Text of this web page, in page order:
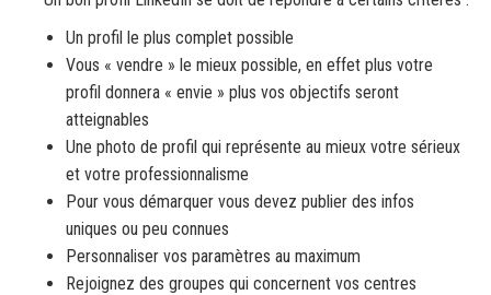
Un profil le plus complet possible
Vous « vendre » le mieux possible, en effet plus votre
profil donnera « envie » plus vos objectifs seront
atteignables
Une photo de profil qui représente au mieux votre sérieux
et votre professionnalisme
Pour vous démarquer vous devez publier des infos
uniques ou peu connues
Personnaliser vos paramètres au maximum
Rejoignez des groupes qui concernent vos centres